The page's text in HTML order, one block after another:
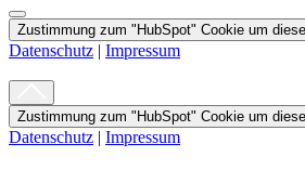
Zustimmung zum "HubSpot" Cookie um
Datenschutz | Impressum
Zustimmung zum "HubSpot" Cookie um
Datenschutz | Impressum